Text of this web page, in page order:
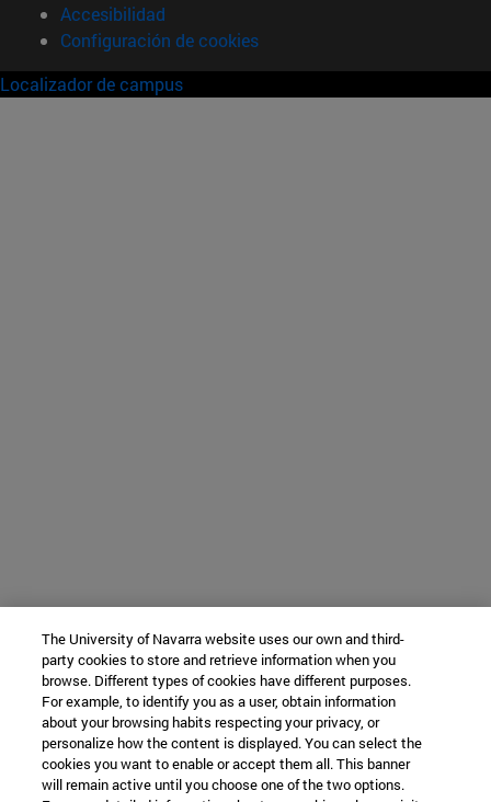
Accesibilidad
Configuración de cookies
Localizador de campus
The University of Navarra website uses our own and third-
party cookies to store and retrieve information when you
browse. Different types of cookies have different purposes.
For example, to identify you as a user, obtain information
about your browsing habits respecting your privacy, or
personalize how the content is displayed. You can select the
cookies you want to enable or accept them all. This banner
will remain active until you choose one of the two options.